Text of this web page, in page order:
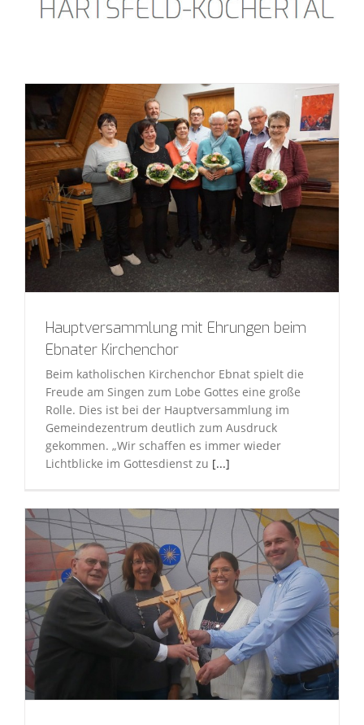
Hauptversammlung mit Ehrungen beim
Ebnater Kirchenchor
Beim katholischen Kirchenchor Ebnat spielt die
Freude am Singen zum Lobe Gottes eine große
Rolle. Dies ist bei der Hauptversammlung im
Gemeindezentrum deutlich zum Ausdruck
gekommen. „Wir schaffen es immer wieder
Lichtblicke im Gottesdienst zu [...]